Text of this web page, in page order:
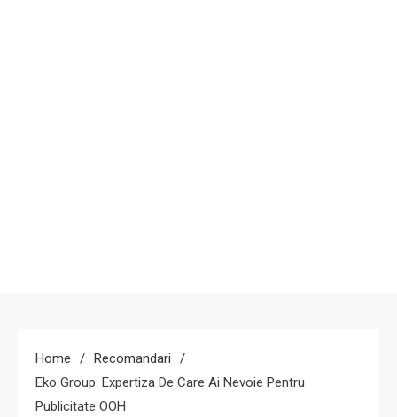
Home
Recomandari
Eko Group: Expertiza De Care Ai Nevoie Pentru
Publicitate OOH